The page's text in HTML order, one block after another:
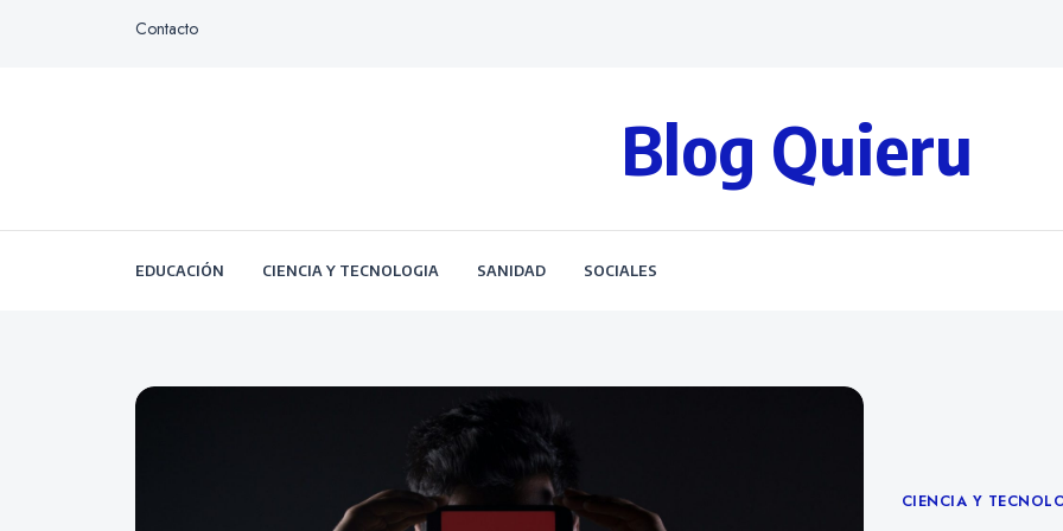
Contacto
Blog Quieru
EDUCACIÓN CIENCIA Y TECNOLOGIA SANIDAD SOCIALES
Categories
CIENCIA Y